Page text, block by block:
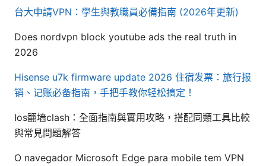
台大申請VPN：學生與教職員必備指南 (2026年更新)
Does nordvpn block youtube ads the real truth in
2026
Hisense u7k firmware update 2026 住宿发票：旅行报
销、记账必备指南，手把手教你轻松搞定！
Ios翻墙clash：全面指南與實用攻略，搭配同類工具比較
與常見問題解答
O navegador Microsoft Edge para mobile tem VPN